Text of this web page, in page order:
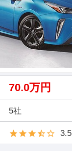
70.0万円
5社
3.5